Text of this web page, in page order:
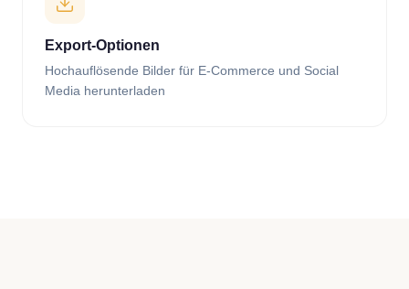
Export-Optionen
Hochauflösende Bilder für E-Commerce und Social
Media herunterladen